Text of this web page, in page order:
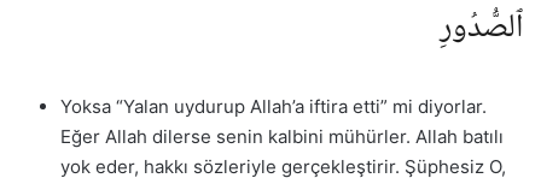
ٱلصُّدُورِ
Yoksa “Yalan uydurup Allah’a iftira etti” mi diyorlar.
Eğer Allah dilerse senin kalbini mühürler. Allah batılı
yok eder, hakkı sözleriyle gerçekleştirir. Şüphesiz O,